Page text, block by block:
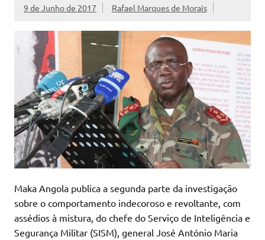
9 de Junho de 2017 Rafael Marques de Morais
Maka Angola publica a segunda parte da investigação
sobre o comportamento indecoroso e revoltante, com
assédios à mistura, do chefe do Serviço de Inteligência e
Segurança Militar (SISM), general José António Maria